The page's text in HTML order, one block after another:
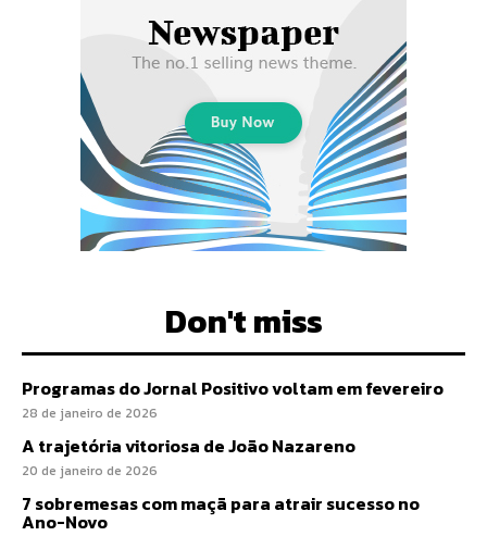
Don't miss
Programas do Jornal Positivo voltam em fevereiro
28 de janeiro de 2026
A trajetória vitoriosa de João Nazareno
20 de janeiro de 2026
7 sobremesas com maçã para atrair sucesso no
Ano-Novo